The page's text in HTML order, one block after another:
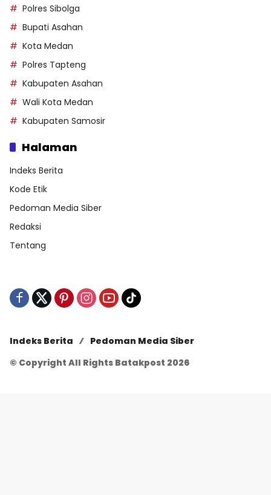
Polres Sibolga
Bupati Asahan
Kota Medan
Polres Tapteng
Kabupaten Asahan
Wali Kota Medan
Kabupaten Samosir
Halaman
Indeks Berita
Kode Etik
Pedoman Media Siber
Redaksi
Tentang
Indeks Berita
Pedoman Media Siber
© Copyright All Rights Batakpost 2026